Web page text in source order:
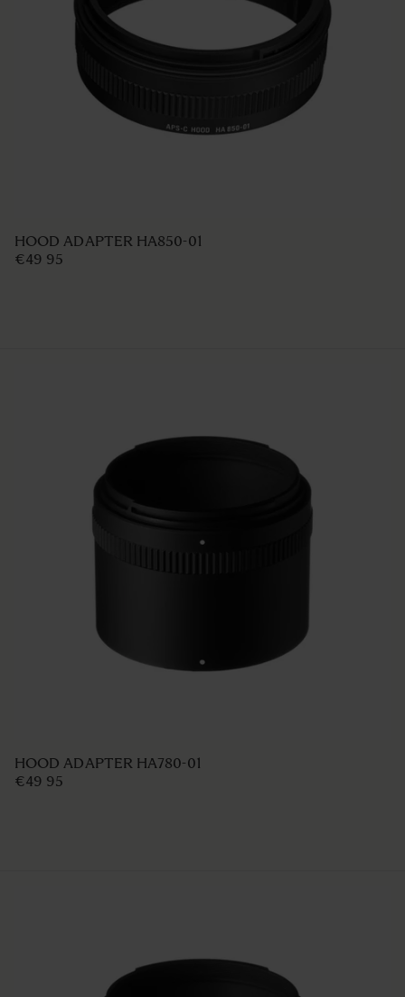
HOOD ADAPTER HA850-01
€49 95
HOOD ADAPTER HA780-01
€49 95